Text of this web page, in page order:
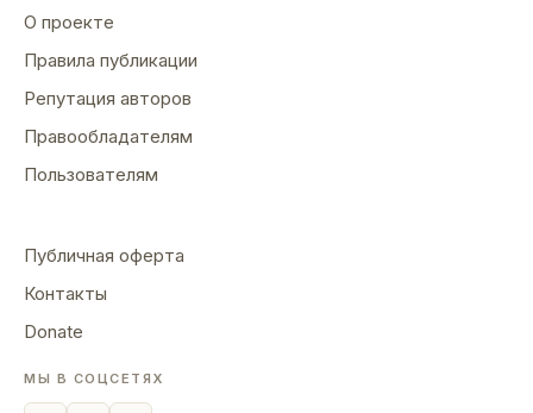
О проекте
Правила публикации
Репутация авторов
Правообладателям
Пользователям
Публичная оферта
Контакты
Donate
МЫ В СОЦСЕТЯХ